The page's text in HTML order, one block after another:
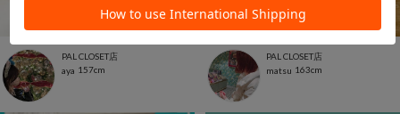
PAL CLOSET店
aya 157cm
PAL CLOSET店
matsu 163cm